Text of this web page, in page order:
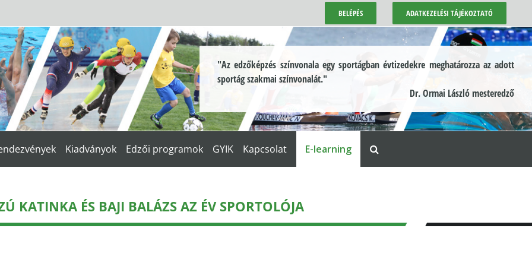
BELÉPÉS ADATKEZELÉSI TÁJÉKOZTATÓ
"Az edzőképzés színvonala egy sportágban évtizedekre meghatározza az adott
sportág szakmai színvonalát."
Dr. Ormai László mesteredző
Kiadványok Edzői programok GYIK Kapcsolat E-learning
KATINKA ÉS BAJI BALÁZS AZ ÉV SPORTOLÓJA